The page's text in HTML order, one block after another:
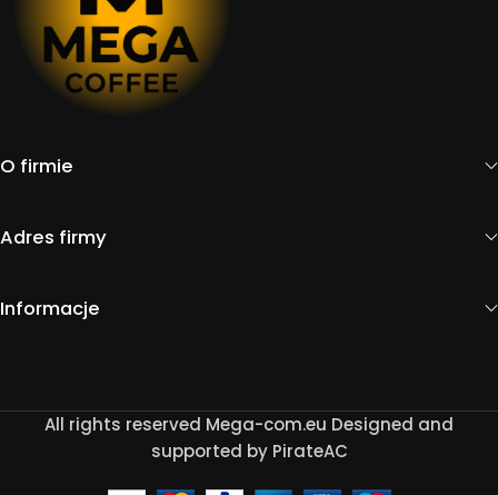
O firmie
Adres firmy
Informacje
All rights reserved Mega-com.eu Designed and
supported by PirateAC